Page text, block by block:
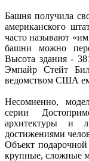
Башня получила
американского
часто называют
башни можно
Высота здания -
Эмпайр Стейт
ведомством США
Несомненно,
серии
архитектуры и
достижениями
Объект
крупные, сложные